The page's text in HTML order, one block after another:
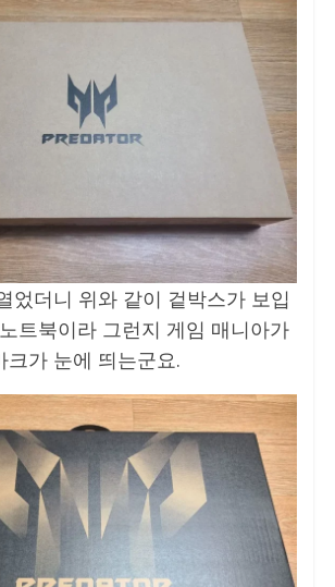
었더니 위와 같이 겉박스가 보입
트북이라 그런지 게임 매니아가
크가 눈에 띄는군요.